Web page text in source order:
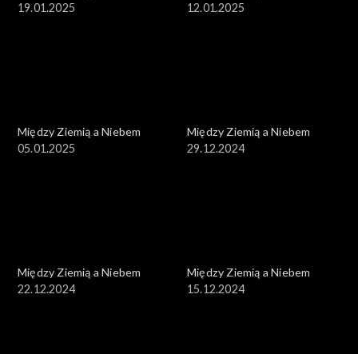
19.01.2025
12.01.2025
Między Ziemią a Niebem
05.01.2025
Między Ziemią a Niebem
29.12.2024
Między Ziemią a Niebem
22.12.2024
Między Ziemią a Niebem
15.12.2024